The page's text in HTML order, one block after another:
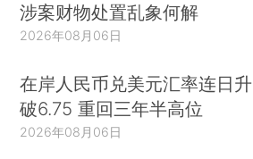
涉案财物处置乱象何解
2026年08月06日
在岸人民币兑美元汇率连日升
破6.75 重回三年半高位
2026年08月06日